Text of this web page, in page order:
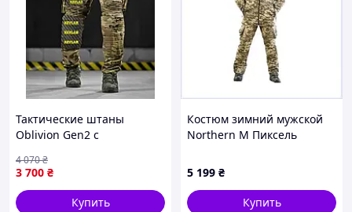
Тактические штаны
Oblivion Gen2 с
рипстоп, эластичные
вставки, 4 кармана L 8888-
VO
3 700 ₴
4 070₴
Купить
Костюм зимний мужской
Northern M Пиксель
5 199 ₴
Купить